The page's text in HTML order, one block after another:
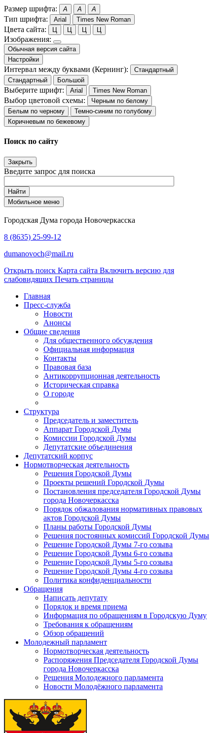
Размер шрифта: A A A
Тип шрифта: Arial Times New Roman
Цвета сайта: Ц Ц Ц Ц
Изображения:
Обычная версия сайта
Настройки
Интервал между буквами (Кернинг):
Стандартный
Стандартный
Большой
Выберите шрифт: Arial Times New Roman
Выбор цветовой схемы:
Черным по белому
Белым по черному
Темно-синим по голубому
Коричневым по бежевому
Поиск по сайту
Закрыть
Введите запрос для поиска
Найти
Мобильное меню
Городская Дума города Новочеркасска
8 (8635) 25-99-12
dumanovoch@mail.ru
Открыть поиск Карта сайта Включить версию для
слабовидящих Печать страницы
Главная
Пресс-служба
Новости
Анонсы
Общие сведения
Для общественного обсуждения
Официальная информация
Контакты
Правовая база
Антикоррупционная деятельность
Историческая справка
О городе
Структура
Председатель и заместитель
Аппарат Городской Думы
Комиссии Городской Думы
Депутатские объединения
Депутатский корпус
Нормотворческая деятельность
Решения Городской Думы
Проекты решений Городской Думы
Постановления председателя Городской Думы
города Новочеркасска
Порядок обжалования нормативных правовых
актов Городской Думы
Планы работы Городской Думы
Решения постоянных комиссий Городской Думы
Решение Городской Думы 7-го созыва
Решение Городской Думы 6-го созыва
Решение Городской Думы 5-го созыва
Решение Городской Думы 4-го созыва
Политика конфиденциальности
Обращения
Написать депутату
Порядок и время приема
Информация по обращениям в Городскую Думу
Требования к обращениям
Обзор обращений
Молодежный парламент
Нормотворческая деятельность
Распоряжения Председателя Городской Думы
города Новочеркасска
Решения Молодежного парламента
Новости Молодёжного парламента